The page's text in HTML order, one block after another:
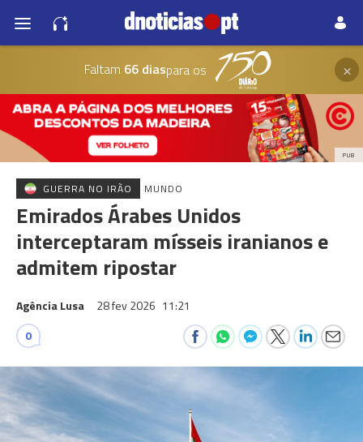
Faltam 66 diaspara os ×
PUB
GUERRA NO IRÃO MUNDO
Emirados Árabes Unidos
interceptaram mísseis iranianos e
admitem ripostar
Agência Lusa 28 fev 2026 11:21
0